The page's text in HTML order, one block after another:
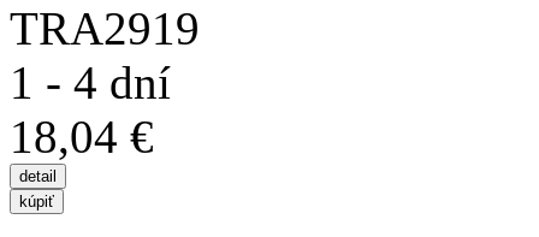
TRA2919
1 - 4 dní
18,04 €